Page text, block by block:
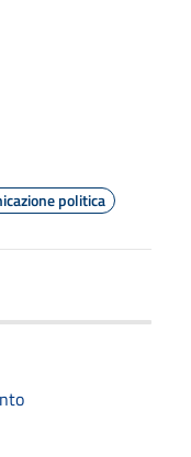
politica